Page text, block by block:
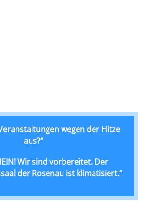
wegen der Hitze
aus?“
Wir sind vorbereitet. Der
der Rosenau ist klimatisiert.“